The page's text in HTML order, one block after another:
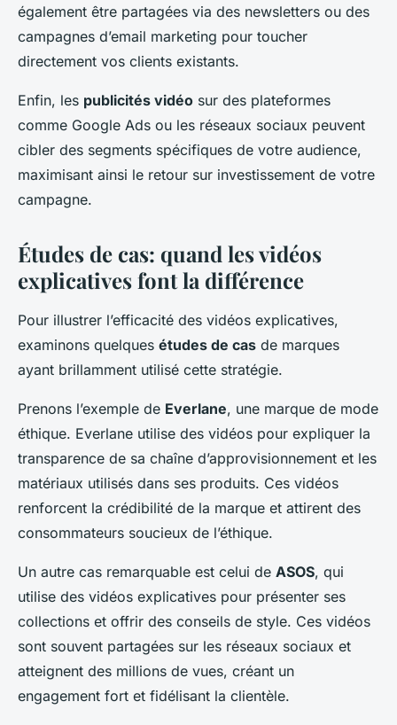
également être partagées via des newsletters ou des
campagnes d’email marketing pour toucher
directement vos clients existants.
Enfin, les publicités vidéo sur des plateformes
comme Google Ads ou les réseaux sociaux peuvent
cibler des segments spécifiques de votre audience,
maximisant ainsi le retour sur investissement de votre
campagne.
Études de cas: quand les vidéos
explicatives font la différence
Pour illustrer l’efficacité des vidéos explicatives,
examinons quelques études de cas de marques
ayant brillamment utilisé cette stratégie.
Prenons l’exemple de Everlane, une marque de mode
éthique. Everlane utilise des vidéos pour expliquer la
transparence de sa chaîne d’approvisionnement et les
matériaux utilisés dans ses produits. Ces vidéos
renforcent la crédibilité de la marque et attirent des
consommateurs soucieux de l’éthique.
Un autre cas remarquable est celui de ASOS, qui
utilise des vidéos explicatives pour présenter ses
collections et offrir des conseils de style. Ces vidéos
sont souvent partagées sur les réseaux sociaux et
atteignent des millions de vues, créant un
engagement fort et fidélisant la clientèle.